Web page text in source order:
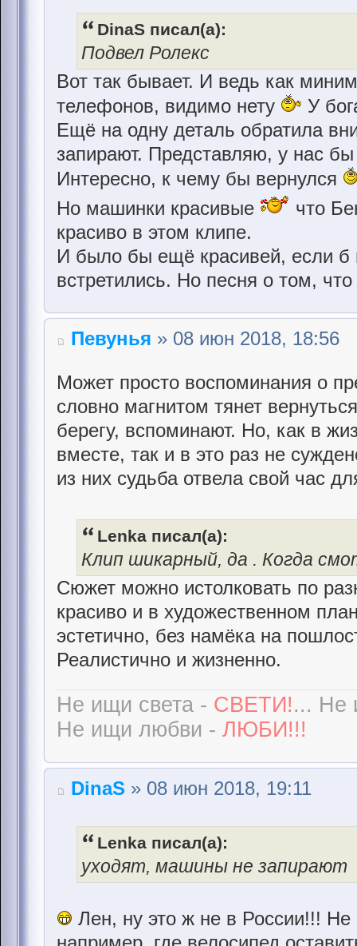
DinaS писал(а):
Подвел Ролекс
Вот так бывает. И ведь как
телефонов, видимо нету
У
Ещё на одну деталь обратила
запирают. Представляю, у нас
Интересно, к чему бы вернулся
Но машинки красивые
что
красиво в этом клипе.
И было бы ещё красивей, если б
встретились. Но песня о том,
Певунья » 08 июн 2018, 18:56
Может просто воспоминания о
словно магнитом тянет
берегу, вспоминают. Но, как в
вместе, так и в это раз не
из них судьба отвела свой час
Lenka писал(а):
Клип шикарный, да . Когда
Сюжет можно истолковать по
красиво и в художественном
эстетично, без намёка на
Реалистично и жизненно.
Не ищи света - СВЕТИ!... Не
Не ищи любви - ЛЮБИ!!!
DinaS » 08 июн 2018, 19:11
Lenka писал(а):
уходят, машины не запирают
Лен, ну это ж не в России!!!